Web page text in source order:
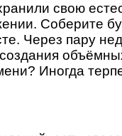
свою
Соберите
Через пару
Иногда